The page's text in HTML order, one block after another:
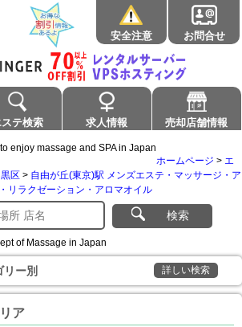
安全注意 お問合せ
ステ検索 求人情報 売却店舗情報
enjoy massage and SPA in Japan
ホームページ > エ
区 > 自由が丘(東京)駅 メンズエステ・マッサージ・ア
リラクゼーション・アロマオイル
検索
of Massage in Japan
リー別 詳しい検索
ア